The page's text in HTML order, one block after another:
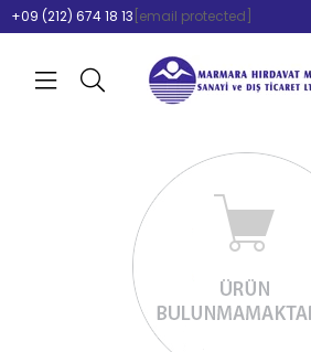
+09 (212) 674 18 13 [email protected]